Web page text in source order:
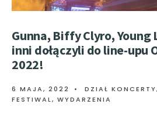
Gunna, Biffy Clyro, Young
inni dołączyli do line-upu
2022!
6 MAJA, 2022 • DZIAŁ KONCERTY,
FESTIWAL, WYDARZENIA